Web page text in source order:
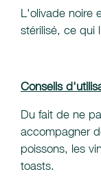
L'olivade noire
stérilisé, ce qui
Conseils
Du fait de ne
accompagner
poissons, les
toasts.